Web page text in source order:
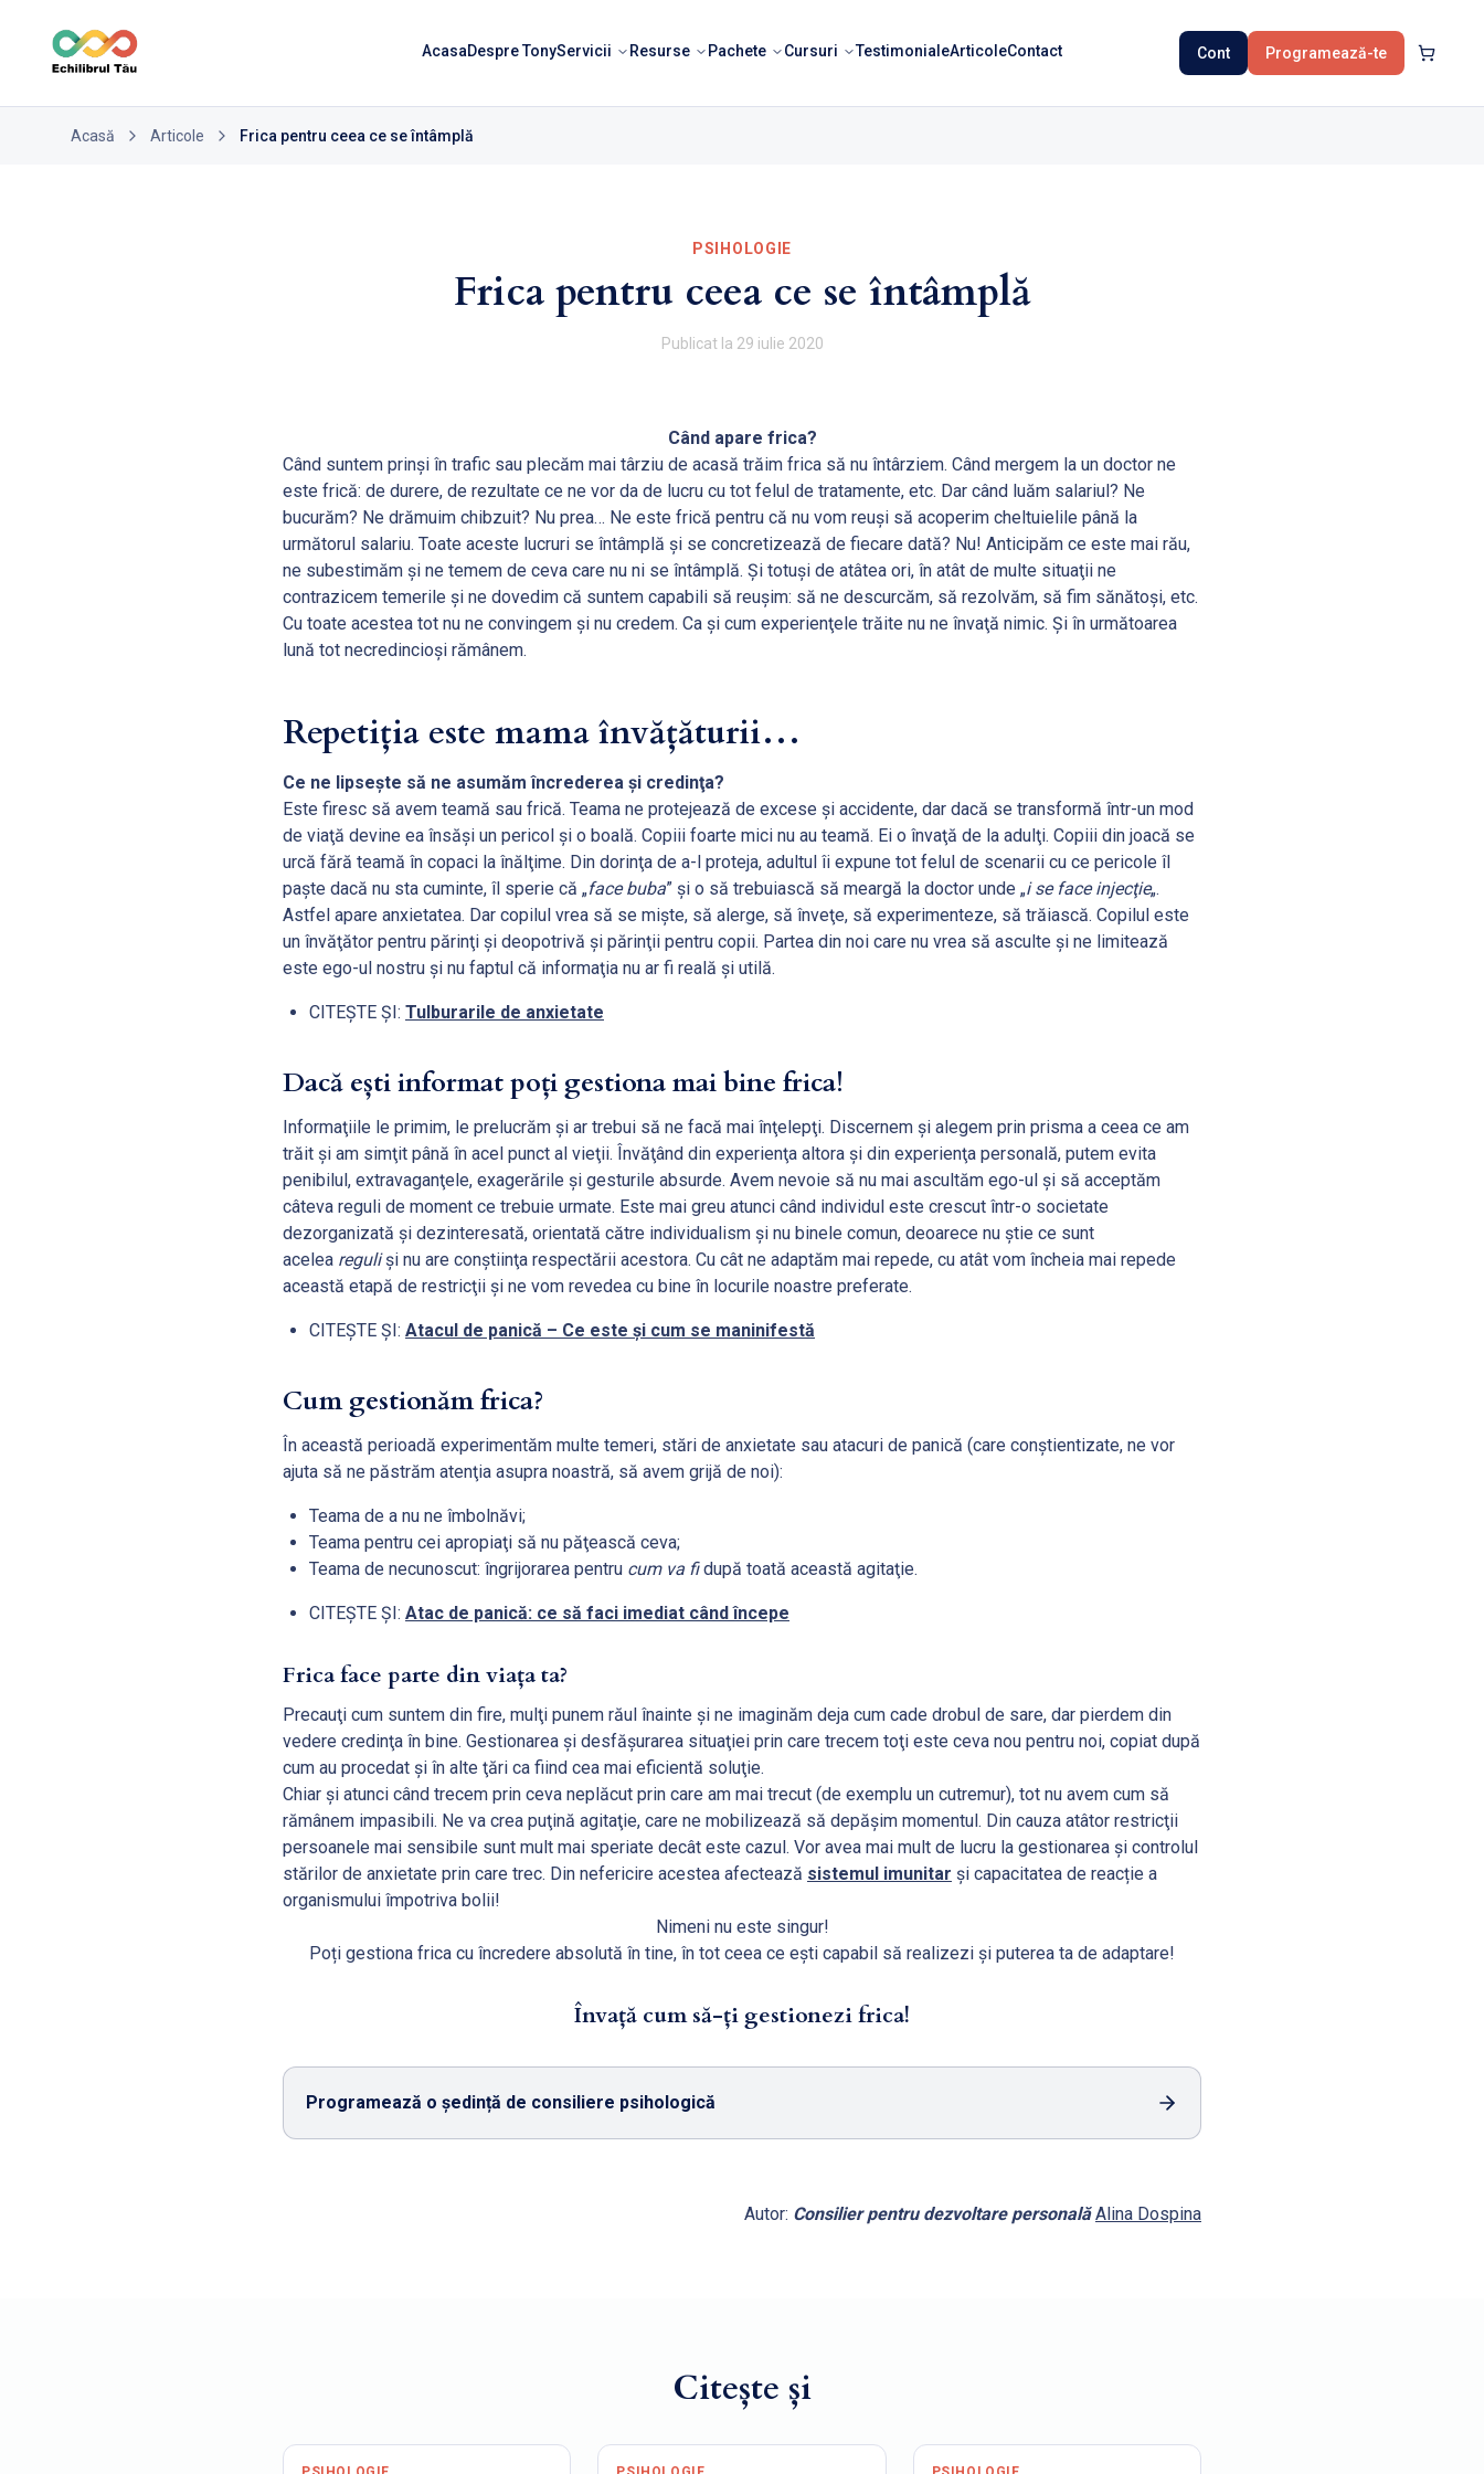
AcasaDespre TonyServicii Resurse Pachete Cursuri TestimonialeArticoleContact Cont Programează-te
Acasă Articole Frica pentru ceea ce se întâmplă
PSIHOLOGIE
Frica pentru ceea ce se întâmplă
Publicat la 29 iulie 2020
Când apare frica?
Când suntem prinşi în trafic sau plecăm mai târziu de acasă trăim frica să nu întârziem. Când mergem la un doctor ne
este frică: de durere, de rezultate ce ne vor da de lucru cu tot felul de tratamente, etc. Dar când luăm salariul? Ne
bucurăm? Ne drămuim chibzuit? Nu prea… Ne este frică pentru că nu vom reuşi să acoperim cheltuielile până la
următorul salariu. Toate aceste lucruri se întâmplă şi se concretizează de fiecare dată? Nu! Anticipăm ce este mai rău,
ne subestimăm şi ne temem de ceva care nu ni se întâmplă. Şi totuşi de atâtea ori, în atât de multe situaţii ne
contrazicem temerile şi ne dovedim că suntem capabili să reuşim: să ne descurcăm, să rezolvăm, să fim sănătoşi, etc.
Cu toate acestea tot nu ne convingem şi nu credem. Ca şi cum experienţele trăite nu ne învaţă nimic. Şi în următoarea
lună tot necredincioşi rămânem.
Repetiţia este mama învăţăturii…
Ce ne lipseşte să ne asumăm încrederea şi credinţa?
Este firesc să avem teamă sau frică. Teama ne protejează de excese şi accidente, dar dacă se transformă într-un mod
de viaţă devine ea însăşi un pericol şi o boală. Copiii foarte mici nu au teamă. Ei o învaţă de la adulţi. Copiii din joacă se
urcă fără teamă în copaci la înălţime. Din dorinţa de a-l proteja, adultul îi expune tot felul de scenarii cu ce pericole îl
paşte dacă nu sta cuminte, îl sperie că „face buba” şi o să trebuiască să meargă la doctor unde „i se face injecţie„.
Astfel apare anxietatea. Dar copilul vrea să se mişte, să alerge, să înveţe, să experimenteze, să trăiască. Copilul este
un învăţător pentru părinţi şi deopotrivă şi părinţii pentru copii. Partea din noi care nu vrea să asculte şi ne limitează
este ego-ul nostru şi nu faptul că informaţia nu ar fi reală şi utilă.
CITEȘTE ȘI: Tulburarile de anxietate
Dacă ești informat poți gestiona mai bine frica!
Informaţiile le primim, le prelucrăm şi ar trebui să ne facă mai înţelepţi. Discernem şi alegem prin prisma a ceea ce am
trăit şi am simţit până în acel punct al vieţii. Învăţând din experienţa altora şi din experienţa personală, putem evita
penibilul, extravaganţele, exagerările şi gesturile absurde. Avem nevoie să nu mai ascultăm ego-ul şi să acceptăm
câteva reguli de moment ce trebuie urmate. Este mai greu atunci când individul este crescut într-o societate
dezorganizată şi dezinteresată, orientată către individualism şi nu binele comun, deoarece nu ştie ce sunt
acelea regulişi nu are conştiinţa respectării acestora. Cu cât ne adaptăm mai repede, cu atât vom încheia mai repede
această etapă de restricţii şi ne vom revedea cu bine în locurile noastre preferate.
CITEȘTE ȘI: Atacul de panică – Ce este și cum se maninifestă
Cum gestionăm frica?
În această perioadă experimentăm multe temeri, stări de anxietate sau atacuri de panică (care conştientizate, ne vor
ajuta să ne păstrăm atenţia asupra noastră, să avem grijă de noi):
Teama de a nu ne îmbolnăvi;
Teama pentru cei apropiaţi să nu păţească ceva;
Teama de necunoscut: îngrijorarea pentru cum va fidupă toată această agitaţie.
CITEȘTE ȘI: Atac de panică: ce să faci imediat când începe
Frica face parte din viața ta?
Precauţi cum suntem din fire, mulţi punem răul înainte şi ne imaginăm deja cum cade drobul de sare, dar pierdem din
vedere credinţa în bine. Gestionarea şi desfăşurarea situaţiei prin care trecem toţi este ceva nou pentru noi, copiat după
cum au procedat şi în alte ţări ca fiind cea mai eficientă soluţie.
Chiar şi atunci când trecem prin ceva neplăcut prin care am mai trecut (de exemplu un cutremur), tot nu avem cum să
rămânem impasibili. Ne va crea puţină agitaţie, care ne mobilizează să depăşim momentul. Din cauza atâtor restricţii
persoanele mai sensibile sunt mult mai speriate decât este cazul. Vor avea mai mult de lucru la gestionarea şi controlul
stărilor de anxietate prin care trec. Din nefericire acestea afectează sistemul imunitar și capacitatea de reacție a
organismului împotriva bolii!
Nimeni nu este singur!
Poți gestiona frica cu încredere absolută în tine, în tot ceea ce eşti capabil să realizezi şi puterea ta de adaptare!
Învață cum să-ți gestionezi frica!
Programează o ședință de consiliere psihologică
Autor: Consilier pentru dezvoltare personalăAlina Dospina
Citește și